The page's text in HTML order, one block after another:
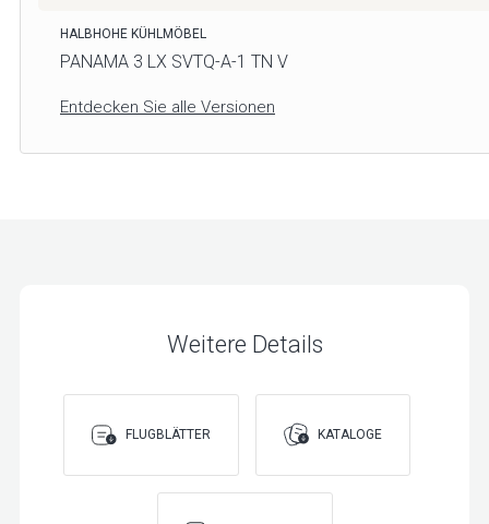
HALBHOHE KÜHLMÖBEL
PANAMA 3 LX SVTQ-A-1 TN V
Entdecken Sie alle Versionen
Weitere Details
FLUGBLÄTTER KATALOGE